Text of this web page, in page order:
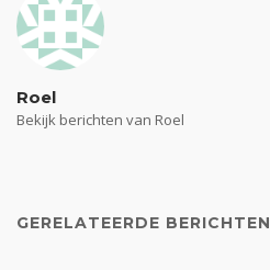
Roel
Bekijk berichten van Roel
GERELATEERDE BERICHTEN